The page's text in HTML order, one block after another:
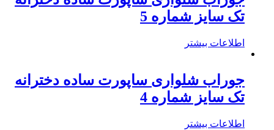
تک سایز شماره 5
اطلاعات بیشتر
جوراب شلواری ساپورت ساده دخترانه
تک سایز شماره 4
اطلاعات بیشتر